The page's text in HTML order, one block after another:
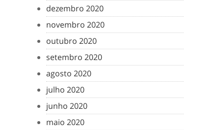
dezembro 2020
novembro 2020
outubro 2020
setembro 2020
agosto 2020
julho 2020
junho 2020
maio 2020